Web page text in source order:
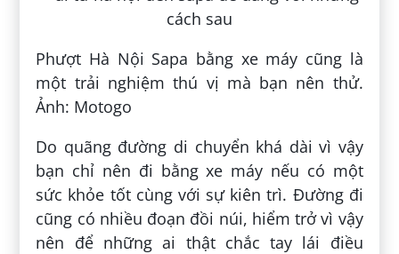
Phượt Hà Nội Sapa bằng xe máy cũng là
một trải nghiệm thú vị mà bạn nên thử.
Ảnh: Motogo
Do quãng đường di chuyển khá dài vì vậy
bạn chỉ nên đi bằng xe máy nếu có một
sức khỏe tốt cùng với sự kiên trì. Đường đi
cũng có nhiều đoạn đồi núi, hiểm trở vì vậy
nên để những ai thật chắc tay lái điều